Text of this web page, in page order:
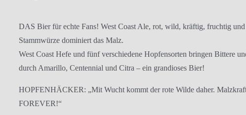
DAS Bier für echte Fans! West Coast Ale, rot, wild, kräftig, fruchtig
Stammwürze dominiert das Malz.
West Coast Hefe und fünf verschiedene Hopfensorten bringen Bittere
durch Amarillo, Centennial und Citra – ein grandioses Bier!
HOPFENHÄCKER: „Mit Wucht kommt der rote Wilde daher.
FOREVER!“